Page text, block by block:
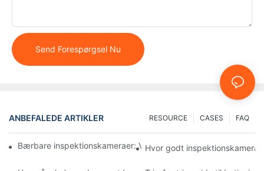
Send Forespørgsel Nu
ANBEFALEDE ARTIKLER FAQ
CASES
RESOURCE
Bærbare inspektionskameraer: Vigtige værktøjer for
Hvor godt